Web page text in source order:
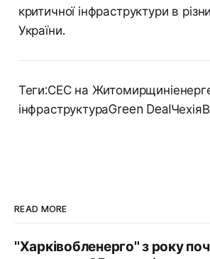
критичної інфраструктури в
України.
Теги:СЕС на
інфраструктураGreen
READ MORE
"Харківобленерго" з року